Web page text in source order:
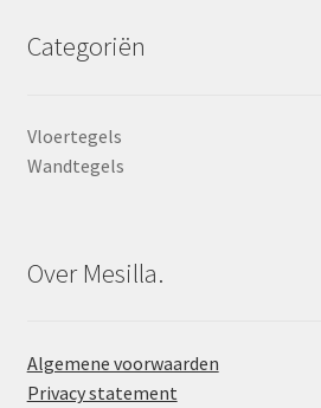
Categoriën
Vloertegels
Wandtegels
Over Mesilla.
Algemene voorwaarden
Privacy statement